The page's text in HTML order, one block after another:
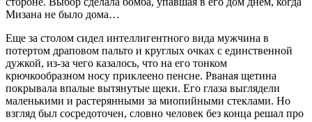
Мизана не было дома…
Еще за столом сидел интеллигентного вида мужчина в
потертом драповом пальто и круглых очках с единственной
дужкой, из-за чего казалось, что на его тонком
крючкообразном носу приклеено пенсне. Рваная щетина
покрывала впалые вытянутые щеки. Его глаза выглядели
маленькими и растерянными за миопийными стеклами. Но
взгляд был сосредоточен, словно человек без конца решал про